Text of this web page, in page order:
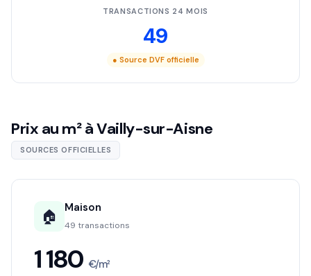
TRANSACTIONS 24 MOIS
49
● Source DVF officielle
Prix au m² à Vailly-sur-Aisne
SOURCES OFFICIELLES
🏠 Maison
49 transactions
1 180 €/m²